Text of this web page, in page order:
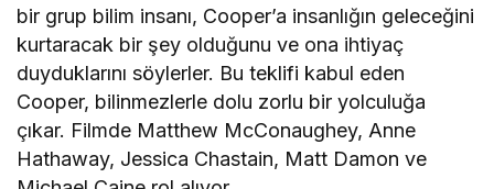
bir grup bilim insanı, Cooper’a insanlığın geleceğini
kurtaracak bir şey olduğunu ve ona ihtiyaç
duyduklarını söylerler. Bu teklifi kabul eden
Cooper, bilinmezlerle dolu zorlu bir yolculuğa
çıkar. Filmde Matthew McConaughey, Anne
Hathaway, Jessica Chastain, Matt Damon ve